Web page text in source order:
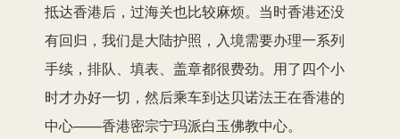
抵达香港后，过海关也比较麻烦。当时香港还没
有回归，我们是大陆护照，入境需要办理一系列
手续，排队、填表、盖章都很费劲。用了四个小
时才办好一切，然后乘车到达贝诺法王在香港的
中心——香港密宗宁玛派白玉佛教中心。